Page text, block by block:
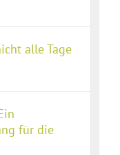
alle Tage
für die